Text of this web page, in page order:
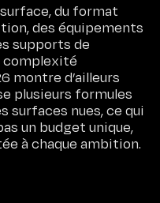
du format
des équipements
supports de
complexité
montre d’ailleurs
plusieurs formules
surfaces nues, ce qui
un budget unique,
à chaque ambition.